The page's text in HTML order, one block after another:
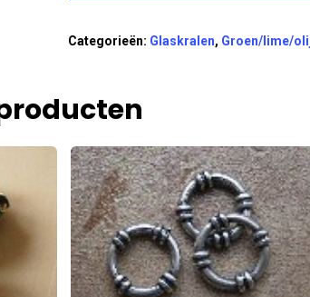
Categorieën: Glaskralen, Groen/lime/